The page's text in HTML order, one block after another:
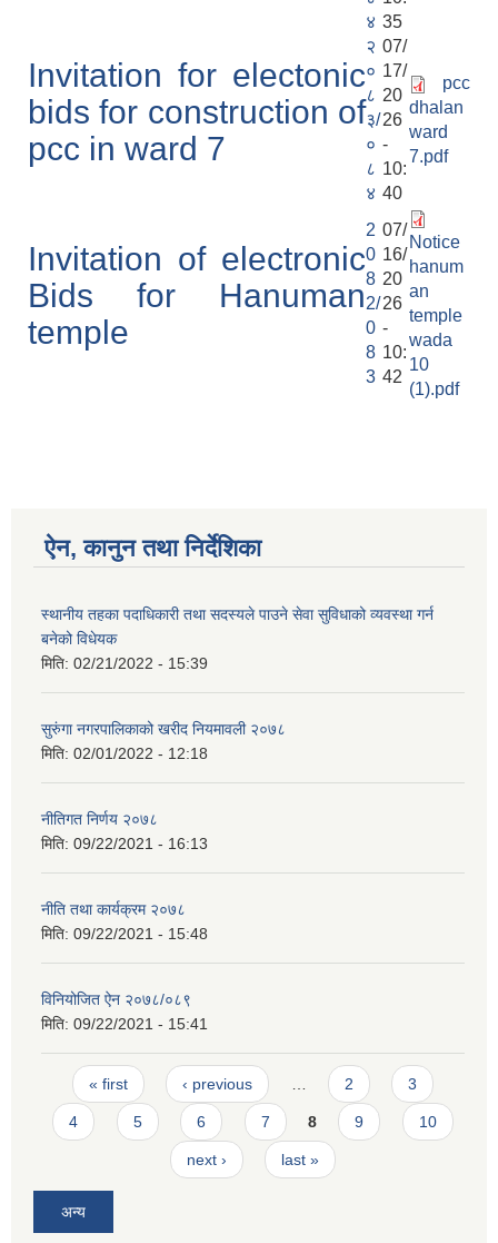
४ 35
Invitation for electonic
bids for construction of
pcc in ward 7
२
०
८
३/
०
८
४
07/
17/
20
26
-
10:
40
pcc
dhalan
ward
7.pdf
Invitation of electronic
Bids for Hanuman
temple
2
0
8
2/
0
8
3
07/
16/
20
26
-
10:
42
Notice
hanum
an
temple
wada
10
(1).pdf
ऐन, कानुन तथा निर्देशिका
स्थानीय तहका पदाधिकारी तथा सदस्यले पाउने सेवा सुविधाको व्यवस्था गर्न
बनेको विधेयक
मिति: 02/21/2022 - 15:39
सुरुंगा नगरपालिकाको खरीद नियमावली २०७८
मिति: 02/01/2022 - 12:18
नीतिगत निर्णय २०७८
मिति: 09/22/2021 - 16:13
नीति तथा कार्यक्रम २०७८
मिति: 09/22/2021 - 15:48
विनियोजित ऐन २०७८/०८९
मिति: 09/22/2021 - 15:41
Pages
« first ‹ previous … 2 3
4 5 6 7 8 9 10
next › last »
अन्य